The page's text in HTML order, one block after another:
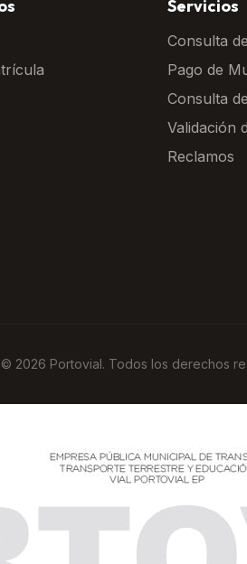
Servicios
Consulta
Pago de
Consulta
Validación
Reclamos
© 2026 Portovial. Todos los derechos